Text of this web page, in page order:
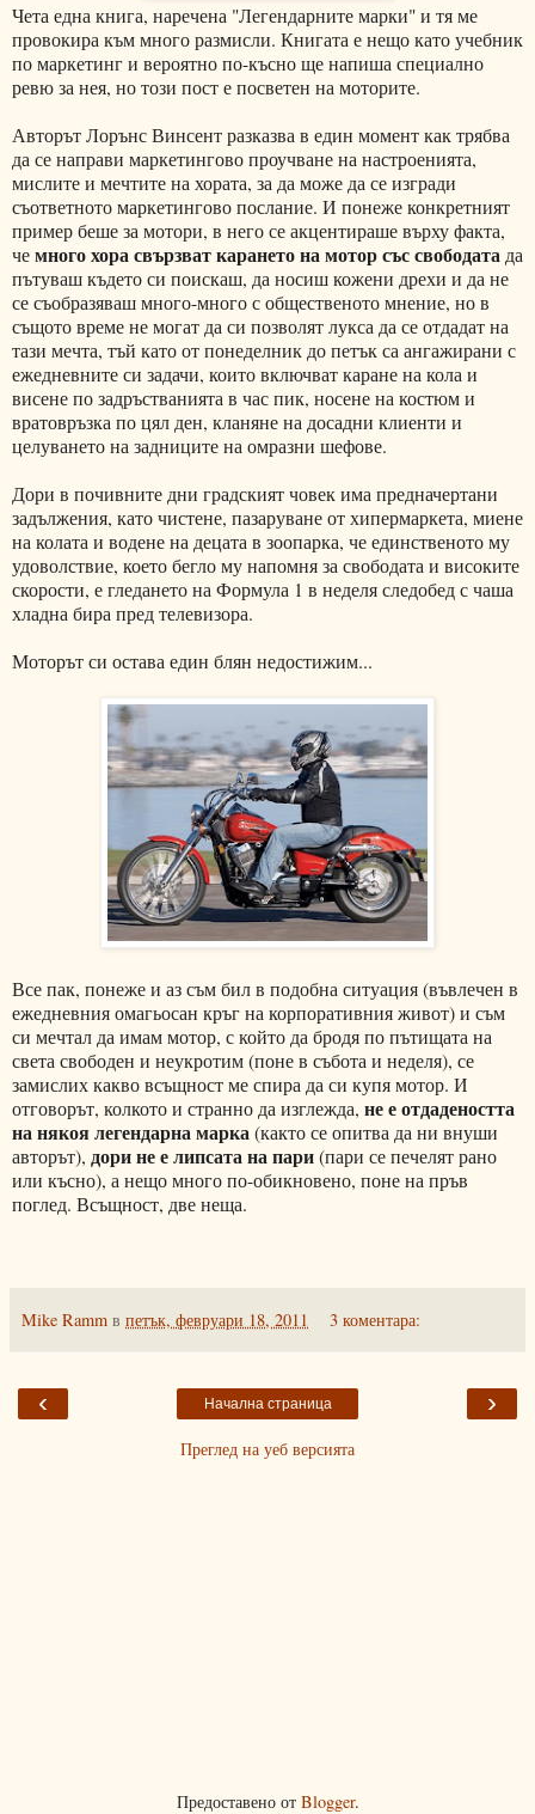
Чета една книга, наречена "Легендарните марки" и тя ме
провокира към много размисли. Книгата е нещо като учебник
по маркетинг и вероятно по-късно ще напиша специално
ревю за нея, но този пост е посветен на моторите.
Авторът Лорънс Винсент разказва в един момент как трябва
да се направи маркетингово проучване на настроенията,
мислите и мечтите на хората, за да може да се изгради
съответното маркетингово послание. И понеже конкретният
пример беше за мотори, в него се акцентираше върху факта,
чемного хора свързват карането на мотор със свободата да
пътуваш където си поискаш, да носиш кожени дрехи и да не
се съобразяваш много-много с общественото мнение, но в
същото време не могат да си позволят лукса да се отдадат на
тази мечта, тъй като от понеделник до петък са ангажирани с
ежедневните си задачи, които включват каране на кола и
висене по задръстванията в час пик, носене на костюм и
вратовръзка по цял ден, кланяне на досадни клиенти и
целуването на задниците на омразни шефове.
Дори в почивните дни градският човек има предначертани
задължения, като чистене, пазаруване от хипермаркета, миене
на колата и водене на децата в зоопарка, че единственото му
удоволствие, което бегло му напомня за свободата и високите
скорости, е гледането на Формула 1 в неделя следобед с чаша
хладна бира пред телевизора.
Моторът си остава един блян недостижим...
Все пак, понеже и аз съм бил в подобна ситуация (въвлечен в
ежедневния омагьосан кръг на корпоративния живот) и съм
си мечтал да имам мотор, с който да бродя по пътищата на
света свободен и неукротим (поне в събота и неделя), се
замислих какво всъщност ме спира да си купя мотор. И
отговорът, колкото и странно да изглежда, не е отдадеността
на някоя легендарна марка(както се опитва да ни внуши
авторът), дори не е липсата на пари(пари се печелят рано
или късно), а нещо много по-обикновено, поне на пръв
поглед. Всъщност, две неща.
Mike Ramm в петък, февруари 18, 2011 3 коментара:
‹ ›
Начална страница
Преглед на уеб версията
Предоставено от Blogger.